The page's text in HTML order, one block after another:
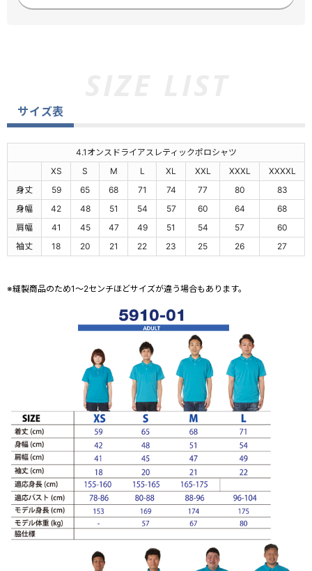
サイズ表
4.1オンスドライアスレティックポロシャツ
XS
S M L XL XXL XXXL
XXXXL
身丈
59 65 68 71 74 77 80
83
身幅
42 48 51 54 57 60 64
68
肩幅
41 45 47 49 51 54 57
60
袖丈
18 20 21 22 23 25 26 27
※縫製商品のため1～2センチほどサイズが違う場合もあります。